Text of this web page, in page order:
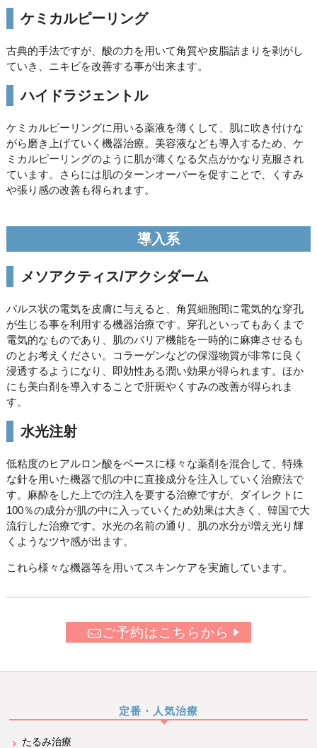
ケミカルピーリング
古典的手法ですが、酸の力を用いて角質や皮脂詰まりを剥がし
ていき、ニキビを改善する事が出来ます。
ハイドラジェントル
ケミカルピーリングに用いる薬液を薄くして、肌に吹き付けな
がら磨き上げていく機器治療。美容液なども導入するため、ケ
ミカルピーリングのように肌が薄くなる欠点がかなり克服され
ています。さらには肌のターンオーバーを促すことで、くすみ
や張り感の改善も得られます。
導入系
メソアクティス/アクシダーム
パルス状の電気を皮膚に与えると、角質細胞間に電気的な穿孔
が生じる事を利用する機器治療です。穿孔といってもあくまで
電気的なものであり、肌のバリア機能を一時的に麻痺させるも
のとお考えください。コラーゲンなどの保湿物質が非常に良く
浸透するようになり、即効性ある潤い効果が得られます。ほか
にも美白剤を導入することで肝斑やくすみの改善が得られま
す。
水光注射
低粘度のヒアルロン酸をベースに様々な薬剤を混合して、特殊
な針を用いた機器で肌の中に直接成分を注入していく治療法で
す。麻酔をした上での注入を要する治療ですが、ダイレクトに
100％の成分が肌の中に入っていくため効果は大きく、韓国で大
流行した治療です。水光の名前の通り、肌の水分が増え光り輝
くようなツヤ感が出ます。
これら様々な機器等を用いてスキンケアを実施しています。
ご予約はこちらから
定番・人気治療
たるみ治療